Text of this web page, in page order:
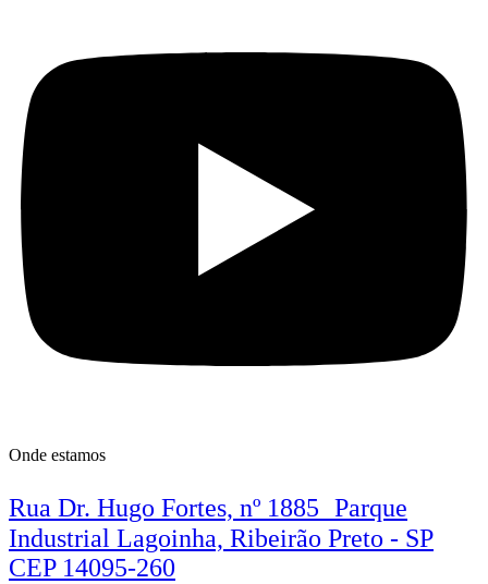
Onde estamos
Rua Dr. Hugo Fortes, nº 1885 Parque
Industrial Lagoinha, Ribeirão Preto - SP
CEP 14095-260